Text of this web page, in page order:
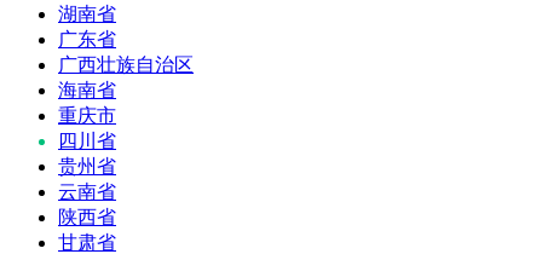
湖南省
广东省
广西壮族自治区
海南省
重庆市
四川省
贵州省
云南省
陕西省
甘肃省